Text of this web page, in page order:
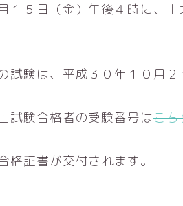
１５日（金）午後４時に、
試験は、平成３０年１０月２
試験合格者の受験番号はこち
格証書が交付されます。